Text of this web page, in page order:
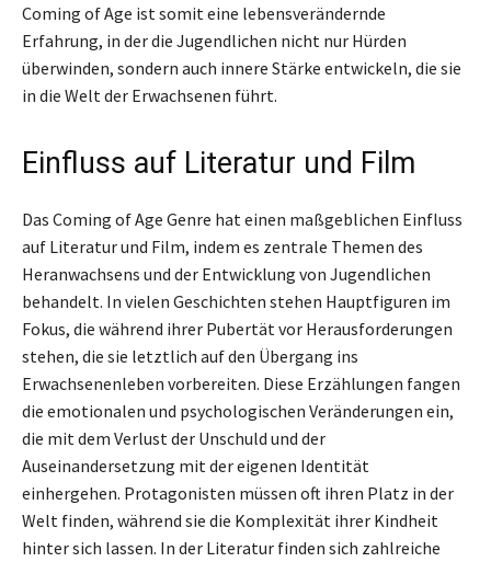
Coming of Age ist somit eine lebensverändernde
Erfahrung, in der die Jugendlichen nicht nur Hürden
überwinden, sondern auch innere Stärke entwickeln, die sie
in die Welt der Erwachsenen führt.
Einfluss auf Literatur und Film
Das Coming of Age Genre hat einen maßgeblichen Einfluss
auf Literatur und Film, indem es zentrale Themen des
Heranwachsens und der Entwicklung von Jugendlichen
behandelt. In vielen Geschichten stehen Hauptfiguren im
Fokus, die während ihrer Pubertät vor Herausforderungen
stehen, die sie letztlich auf den Übergang ins
Erwachsenenleben vorbereiten. Diese Erzählungen fangen
die emotionalen und psychologischen Veränderungen ein,
die mit dem Verlust der Unschuld und der
Auseinandersetzung mit der eigenen Identität
einhergehen. Protagonisten müssen oft ihren Platz in der
Welt finden, während sie die Komplexität ihrer Kindheit
hinter sich lassen. In der Literatur finden sich zahlreiche